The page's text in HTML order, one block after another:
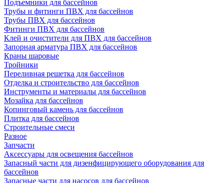
Подъемники для бассейнов
Трубы и фитинги ПВХ для бассейнов
Трубы ПВХ для бассейнов
Фитинги ПВХ для бассейнов
Клей и очистители для ПВХ для бассейнов
Запорная арматура ПВХ для бассейнов
Краны шаровые
Тройники
Переливная решетка для бассейнов
Отделка и строительство для бассейнов
Инструменты и материалы для бассейнов
Мозайка для бассейнов
Копинговый камень для бассейнов
Плитка для бассейнов
Строительные смеси
Разное
Запчасти
Аксессуары для освещения бассейнов
Запасный части для дизенфицирующего оборудования для
бассейнов
Запасные части для насосов для бассейнов